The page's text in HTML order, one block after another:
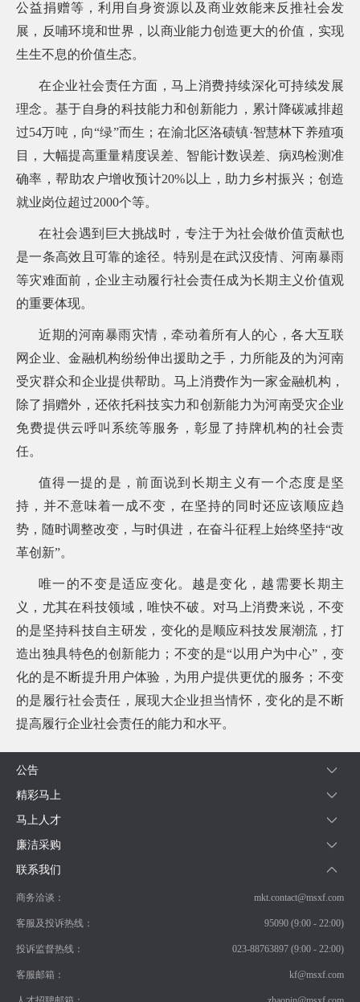
公益捐赠等，利用自身资源以及商业效能来反推社会发
展，反哺环境和世界，以商业能力创造更大的价值，实现
生生不息的价值生态。
在企业社会责任方面，马上消费持续深化可持续发展
理念。基于自身的科技能力和创新能力，累计降碳减排超
过54万吨，向“绿”而生；在渝北区洛碛镇·智慧林下养殖项
目，大幅提高重量精度误差、智能计数误差、病鸡检测准
确率，帮助农户增收预计20%以上，助力乡村振兴；创造
就业岗位超过2000个等。
在社会遇到巨大挑战时，专注于为社会做价值贡献也
是一条高效且可靠的途径。特别是在武汉疫情、河南暴雨
等灾难面前，企业主动履行社会责任成为长期主义价值观
的重要体现。
近期的河南暴雨灾情，牵动着所有人的心，各大互联
网企业、金融机构纷纷伸出援助之手，力所能及的为河南
受灾群众和企业提供帮助。马上消费作为一家金融机构，
除了捐赠外，还依托科技实力和创新能力为河南受灾企业
免费提供云呼叫系统等服务，彰显了持牌机构的社会责
任。
值得一提的是，前面说到长期主义有一个态度是坚
持，并不意味着一成不变，在坚持的同时还应该顺应趋
势，随时调整改变，与时俱进，在奋斗征程上始终坚持“改
革创新”。
唯一的不变是适应变化。越是变化，越需要长期主
义，尤其在科技领域，唯快不破。对马上消费来说，不变
的是坚持科技自主研发，变化的是顺应科技发展潮流，打
造出独具特色的创新能力；不变的是“以用户为中心”，变
化的是不断提升用户体验，为用户提供更优的服务；不变
的是履行社会责任，展现大企业担当情怀，变化的是不断
提高履行企业社会责任的能力和水平。
公告
精彩马上
马上人才
廉洁采购
联系我们
商务洽谈： mkt.contact@msxf.com
客服及投诉热线： 95090 (9:00 - 22:00)
投诉监督热线： 023-88763897 (9:00 - 22:00)
客服邮箱： kf@msxf.com